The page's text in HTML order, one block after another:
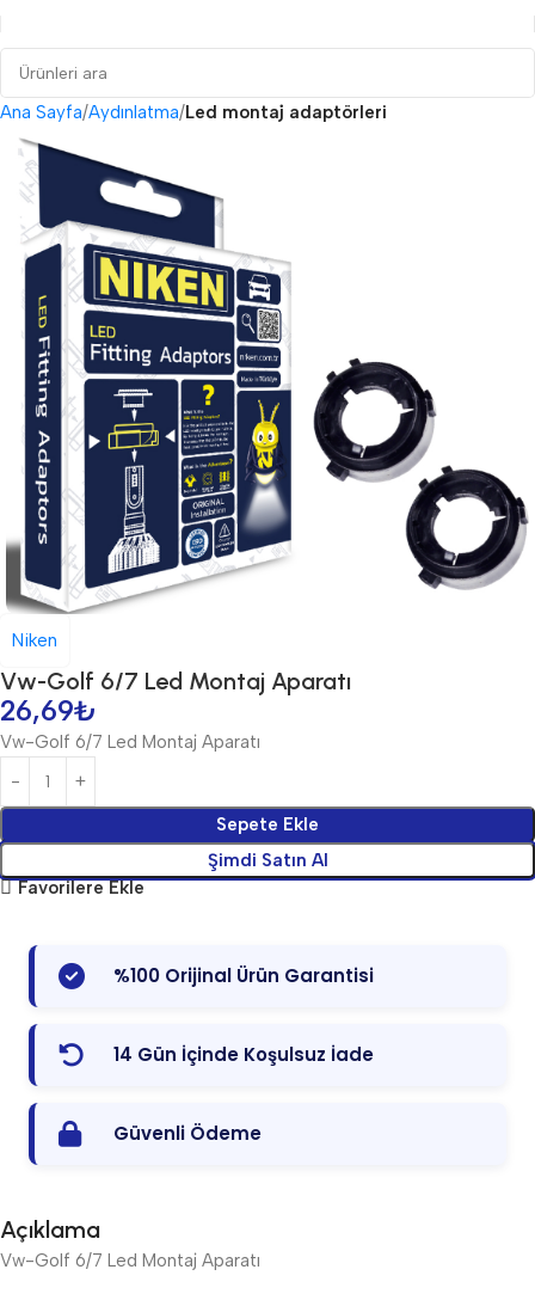
Ana Sayfa Aydınlatma Led montaj adaptörleri
Niken
Vw-Golf 6/7 Led Montaj Aparatı
26,69₺
Vw-Golf 6/7 Led Montaj Aparatı
Sepete Ekle
Şimdi Satın Al
Favorilere Ekle
%100 Orijinal Ürün Garantisi
14 Gün İçinde Koşulsuz İade
Güvenli Ödeme
Açıklama
Vw-Golf 6/7 Led Montaj Aparatı